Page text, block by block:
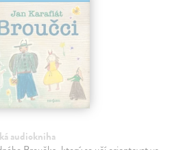
audiokniha